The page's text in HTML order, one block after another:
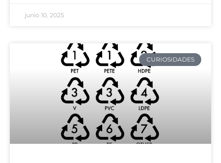
junio 10, 2025
CURIOSIDADES